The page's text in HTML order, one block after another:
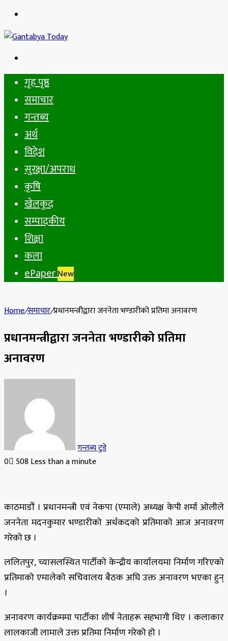
for
गृह पृष्ठ
समाचार
गन्तब्य
अर्थ
विदेश
सुरक्षा/अपराध
कृषि
खेलकुद
सम्पादकीय
शिक्षा
कला
ePaperNew
Home/समाचार/प्रधानमन्त्रीद्वारा जननेता भण्डारीको प्रतिमा अनावरण
प्रधानमन्त्रीद्वारा जननेता भण्डारीको प्रतिमा
अनावरण
गन्तब्य टुडे
0 508 Less than a minute
काठमाडौं । प्रधानमन्त्री एवं नेकपा (एमाले) अध्यक्ष केपी शर्मा ओलीले
जननेता मदनकुमार भण्डारीको अर्धकदको प्रतिमाको आज अनावरण
गरेको छ ।
ललितपुर, च्यासलस्थित पार्टीको केन्द्रीय कार्यालयमा निर्माण गरिएको
प्रतिमाको एमालेको सचिवालय बैठक अघि उक्त अनावरण भएका हुन्
।
अनावरण कार्यक्रममा पार्टीका शीर्ष नेताहरू सहभागी थिए । कलाकार
लालकाजी लामाले उक्त प्रतिमा निर्माण गरेको हो ।